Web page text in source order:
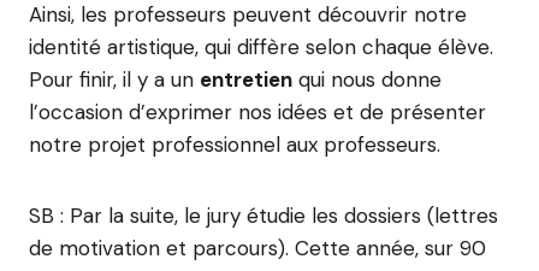
Ainsi, les professeurs peuvent découvrir notre
identité artistique, qui diffère selon chaque élève.
Pour finir, il y a un entretien qui nous donne
l’occasion d’exprimer nos idées et de présenter
notre projet professionnel aux professeurs.
SB : Par la suite, le jury étudie les dossiers (lettres
de motivation et parcours). Cette année, sur 90